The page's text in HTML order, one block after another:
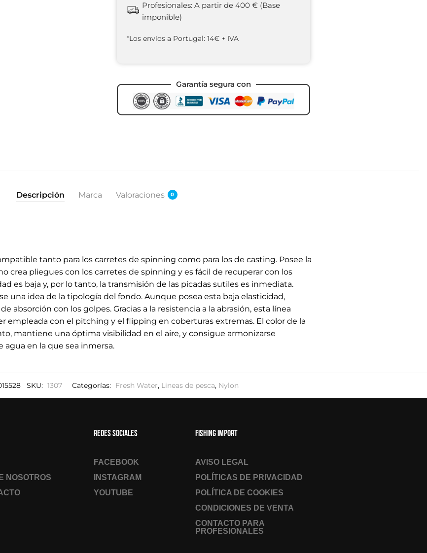
Profesionales: A partir de 400 € (Base
imponible)
*Los envíos a Portugal: 14€ + IVA
Garantía segura con
Descripción Marca Valoraciones 0
tanto para los carretes de spinning como para los de casting. Posee la
crea pliegues con los carretes de spinning y es fácil de recuperar con los
es baja y, por lo tanto, la transmisión de las picadas sutiles es inmediata.
una idea de la tipología del fondo. Aunque posea esta baja elasticidad,
absorción con los golpes. Gracias a la resistencia a la abrasión, esta línea
empleada con el pitching y el flipping en coberturas extremas. El color de la
mantiene una óptima visibilidad en el aire, y consigue armonizarse
en la que sea inmersa.
SKU: 1307 Categorías: Fresh Water, Lineas de pesca, Nylon
NOSOTROS
Redes sociales
FACEBOOK
INSTAGRAM
YOUTUBE
Fishing Import
AVISO LEGAL
POLÍTICAS DE PRIVACIDAD
POLÍTICA DE COOKIES
CONDICIONES DE VENTA
CONTACTO PARA
PROFESIONALES